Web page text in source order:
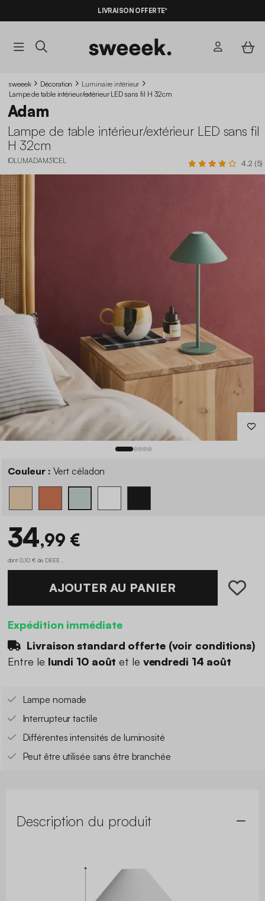
LIVRAISON OFFERTE*
sweeek Décoration
Luminaire intérieur
Lampe de table intérieur/extérieur LED sans fil H 32cm
Adam
Lampe de table intérieur/extérieur LED sans fil
H 32cm
IOLUMADAM31CEL 4.2 (5)
Couleur : Vert céladon
34,99 €
dont 0,10 € de DEEE .
AJOUTER AU PANIER
Expédition immédiate
Livraison standard offerte (voir conditions)
Entre le lundi 10 août et le vendredi 14 août
Lampe nomade
Interrupteur tactile
Différentes intensités de luminosité
Peut être utilisée sans être branchée
Description du produit